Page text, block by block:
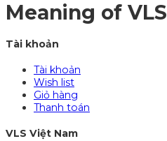
Meaning of VLS
Tài khoản
Tài khoản
Wish list
Giỏ hàng
Thanh toán
VLS Việt Nam